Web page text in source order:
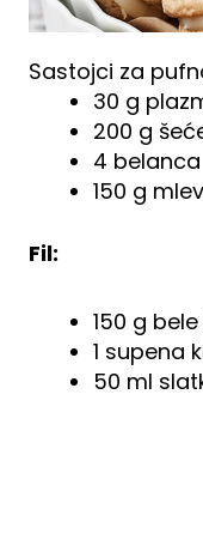
Sastojci za
30 g
200 g
4 belanca
150 g
Fil:
150 g
1 supena
50 ml